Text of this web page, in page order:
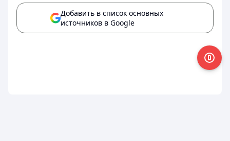
Добавить в список основных
источников в Google